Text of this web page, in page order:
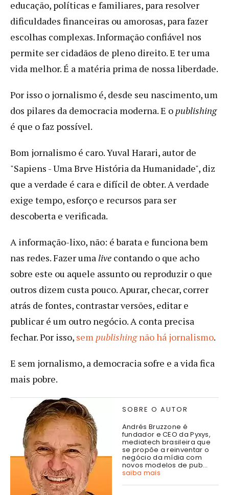
educação, políticas e familiares, para resolver
dificuldades financeiras ou amorosas, para fazer
escolhas complexas. Informação confiável nos
permite ser cidadãos de pleno direito. E ter uma
vida melhor. É a matéria prima de nossa liberdade.
Por isso o jornalismo é, desde seu nascimento, um
dos pilares da democracia moderna. E o publishing
é que o faz possível.
Bom jornalismo é caro. Yuval Harari, autor de
"Sapiens - Uma Brve História da Humanidade", diz
que a verdade é cara e difícil de obter. A verdade
exige tempo, esforço e recursos para ser
descoberta e verificada.
A informação-lixo, não: é barata e funciona bem
nas redes. Fazer uma live contando o que acho
sobre este ou aquele assunto ou reproduzir o que
outros dizem custa pouco. Apurar, checar, correr
atrás de fontes, contrastar versões, editar e
publicar é um outro negócio. A conta precisa
fechar. Por isso, sem publishingnão há jornalismo.
E sem jornalismo, a democracia sofre e a vida fica
mais pobre.
SOBRE O AUTOR
Andrés Bruzzone é
fundador e CEO da Pyxys,
mediatech brasileira que
se propõe a reinventar o
negócio da mídia com
novos modelos de pub...
saiba mais